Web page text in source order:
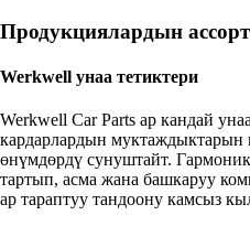
Продукциялардын
Werkwell унаа тетиктери
Werkwell Car Parts ар кандай
кардарлардын муктаждыктарын
өнүмдөрдү сунуштайт.
тартып, асма жана башкаруу
ар тараптуу тандоону камсыз